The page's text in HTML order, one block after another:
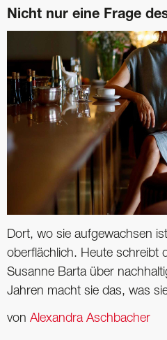
Nicht nur eine Frage
Dort, wo sie aufgewachsen
oberflächlich. Heute schreibt
Susanne Barta über
Jahren macht sie das, was
von Alexandra Aschbacher